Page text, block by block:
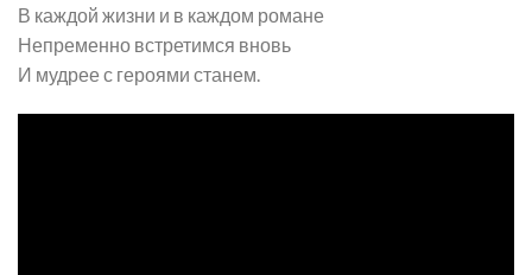
В каждой жизни и в каждом романе
Непременно встретимся вновь
И мудрее с героями станем.